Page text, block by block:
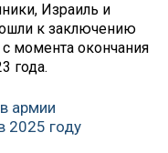
Израиль и
к заключению
момента окончания
года.
армии
2025 году